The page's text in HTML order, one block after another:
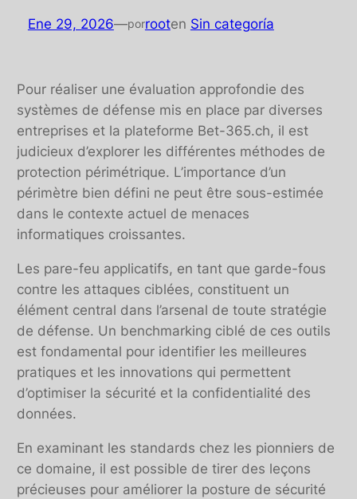
Ene 29, 2026—porrooten Sin categoría
Pour réaliser une évaluation approfondie des
systèmes de défense mis en place par diverses
entreprises et la plateforme Bet-365.ch, il est
judicieux d’explorer les différentes méthodes de
protection périmétrique. L’importance d’un
périmètre bien défini ne peut être sous-estimée
dans le contexte actuel de menaces
informatiques croissantes.
Les pare-feu applicatifs, en tant que garde-fous
contre les attaques ciblées, constituent un
élément central dans l’arsenal de toute stratégie
de défense. Un benchmarking ciblé de ces outils
est fondamental pour identifier les meilleures
pratiques et les innovations qui permettent
d’optimiser la sécurité et la confidentialité des
données.
En examinant les standards chez les pionniers de
ce domaine, il est possible de tirer des leçons
précieuses pour améliorer la posture de sécurité